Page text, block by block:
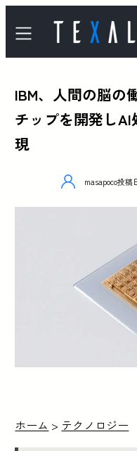
IBM、人間の脳の
チップを開発し
現
masapoco投稿
ホーム > テクノロジー